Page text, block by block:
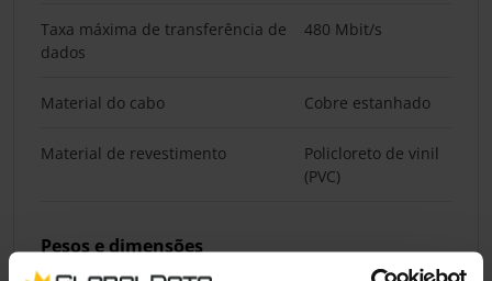
Taxa máxima de transferência de
dados
480 Mbit/s
Material do cabo Cobre estanhado
Material de revestimento
Policloreto de vinil
(PVC)
Pesos e dimensões